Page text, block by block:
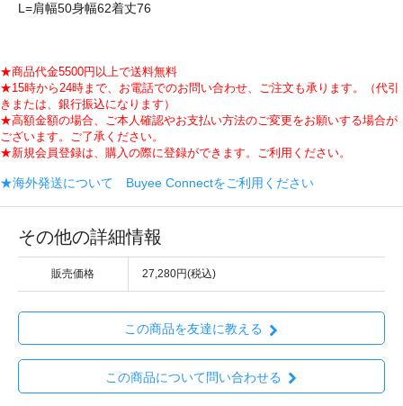
L=肩幅50身幅62着丈76
★商品代金5500円以上で送料無料
★15時から24時まで、お電話でのお問い合わせ、ご注文も承ります。（代引
きまたは、銀行振込になります）
★高額金額の場合、ご本人確認やお支払い方法のご変更をお願いする場合が
ございます。ご了承ください。
★新規会員登録は、購入の際に登録ができます。ご利用ください。
★海外発送について Buyee Connectをご利用ください
その他の詳細情報
販売価格 27,280円(税込)
この商品を友達に教える
この商品について問い合わせる